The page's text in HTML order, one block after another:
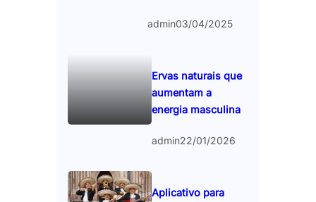
admin03/04/2025
Ervas naturais que
aumentam a
energia masculina
admin22/01/2026
Aplicativo para